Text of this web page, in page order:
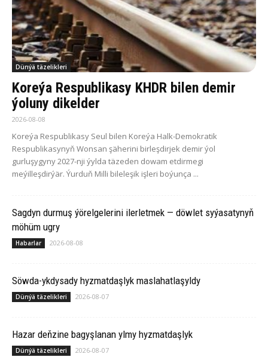
Dünýä täzelikleri
Koreýa Respublikasy KHDR bilen demir
ýoluny dikelder
2026-08-08
Koreýa Respublikasy Seul bilen Koreýa Halk-Demokratik
Respublikasynyň Wonsan şäherini birleşdirjek demir ýol
gurluşygyny 2027-nji ýylda täzeden dowam etdirmegi
meýilleşdirýär. Ýurduň Milli bileleşik işleri boýunça ...
Sagdyn durmuş ýörelgelerini ilerletmek — döwlet syýasatynyň
möhüm ugry
Habarlar 2026-08-08
Söwda-ykdysady hyzmatdaşlyk maslahatlaşyldy
Dünýä täzelikleri 2026-08-07
Hazar deňzine bagyşlanan ylmy hyzmatdaşlyk
Dünýä täzelikleri 2026-08-07